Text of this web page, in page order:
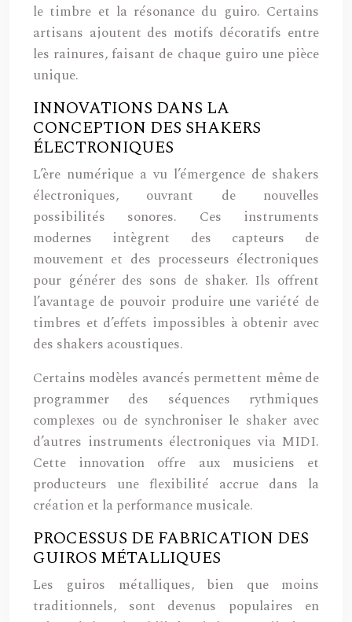
le timbre et la résonance du guiro. Certains
artisans ajoutent des motifs décoratifs entre
les rainures, faisant de chaque guiro une pièce
unique.
INNOVATIONS DANS LA
CONCEPTION DES SHAKERS
ÉLECTRONIQUES
L’ère numérique a vu l’émergence de shakers
électroniques, ouvrant de nouvelles
possibilités sonores. Ces instruments
modernes intègrent des capteurs de
mouvement et des processeurs électroniques
pour générer des sons de shaker. Ils offrent
l’avantage de pouvoir produire une variété de
timbres et d’effets impossibles à obtenir avec
des shakers acoustiques.
Certains modèles avancés permettent même de
programmer des séquences rythmiques
complexes ou de synchroniser le shaker avec
d’autres instruments électroniques via MIDI.
Cette innovation offre aux musiciens et
producteurs une flexibilité accrue dans la
création et la performance musicale.
PROCESSUS DE FABRICATION DES
GUIROS MÉTALLIQUES
Les guiros métalliques, bien que moins
traditionnels, sont devenus populaires en